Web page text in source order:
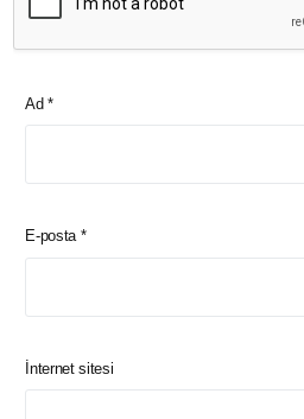
Ad*
E-posta *
İnternet sitesi